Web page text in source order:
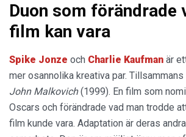
Duon som förändrade
film kan vara
Spike Jonze och Charlie Kaufman är
mer osannolika kreativa par.
John Malkovich(1999). En film som
Oscars och förändrade vad man trodde
film kunde vara. Adaptation är deras